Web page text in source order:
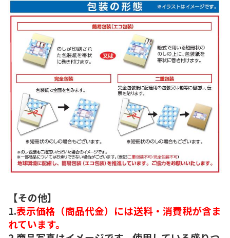
【その他】
1.表示価格（商品代金）には送料・消費税が含ま
れています。